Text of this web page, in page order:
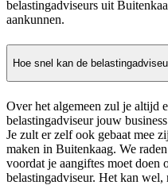
belastingadviseurs uit
aankunnen.
Hoe snel kan de
Over het algemeen zul je altijd
belastingadviseur jouw
Je zult er zelf ook gebaat mee
maken in Buitenkaag. We
voordat je aangiftes moet doen
belastingadviseur. Het kan